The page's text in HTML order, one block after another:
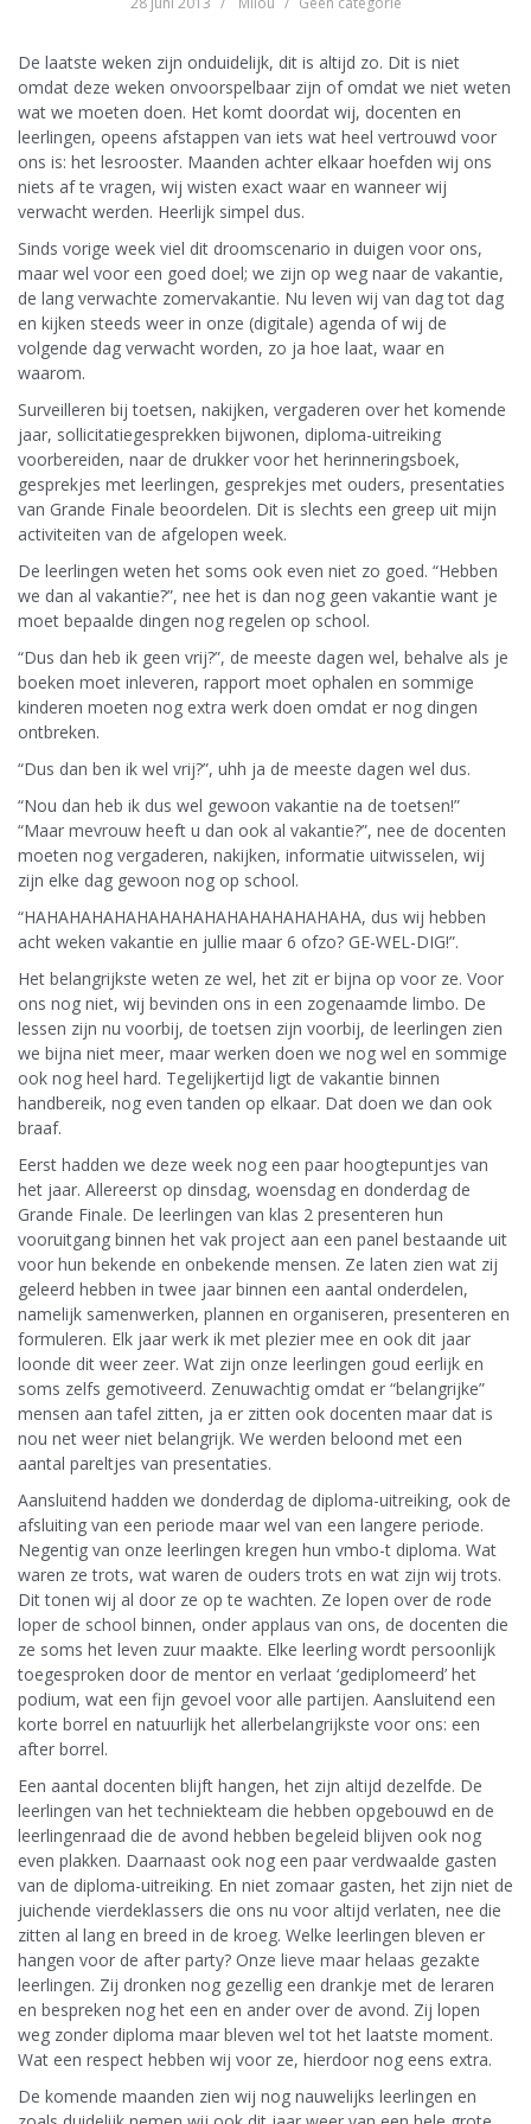
De laatste weken zijn onduidelijk, dit is altijd zo. Dit is niet
omdat deze weken onvoorspelbaar zijn of omdat we niet weten
wat we moeten doen. Het komt doordat wij, docenten en
leerlingen, opeens afstappen van iets wat heel vertrouwd voor
ons is: het lesrooster. Maanden achter elkaar hoefden wij ons
niets af te vragen, wij wisten exact waar en wanneer wij
verwacht werden. Heerlijk simpel dus.
Sinds vorige week viel dit droomscenario in duigen voor ons,
maar wel voor een goed doel; we zijn op weg naar de vakantie,
de lang verwachte zomervakantie. Nu leven wij van dag tot dag
en kijken steeds weer in onze (digitale) agenda of wij de
volgende dag verwacht worden, zo ja hoe laat, waar en
waarom.
Surveilleren bij toetsen, nakijken, vergaderen over het komende
jaar, sollicitatiegesprekken bijwonen, diploma-uitreiking
voorbereiden, naar de drukker voor het herinneringsboek,
gesprekjes met leerlingen, gesprekjes met ouders, presentaties
van Grande Finale beoordelen. Dit is slechts een greep uit mijn
activiteiten van de afgelopen week.
De leerlingen weten het soms ook even niet zo goed. “Hebben
we dan al vakantie?”, nee het is dan nog geen vakantie want je
moet bepaalde dingen nog regelen op school.
“Dus dan heb ik geen vrij?”, de meeste dagen wel, behalve als je
boeken moet inleveren, rapport moet ophalen en sommige
kinderen moeten nog extra werk doen omdat er nog dingen
ontbreken.
“Dus dan ben ik wel vrij?”, uhh ja de meeste dagen wel dus.
“Nou dan heb ik dus wel gewoon vakantie na de toetsen!”
“Maar mevrouw heeft u dan ook al vakantie?”, nee de docenten
moeten nog vergaderen, nakijken, informatie uitwisselen, wij
zijn elke dag gewoon nog op school.
“HAHAHAHAHAHAHAHAHAHAHAHAHAHAHA, dus wij hebben
acht weken vakantie en jullie maar 6 ofzo? GE-WEL-DIG!”.
Het belangrijkste weten ze wel, het zit er bijna op voor ze. Voor
ons nog niet, wij bevinden ons in een zogenaamde limbo. De
lessen zijn nu voorbij, de toetsen zijn voorbij, de leerlingen zien
we bijna niet meer, maar werken doen we nog wel en sommige
ook nog heel hard. Tegelijkertijd ligt de vakantie binnen
handbereik, nog even tanden op elkaar. Dat doen we dan ook
braaf.
Eerst hadden we deze week nog een paar hoogtepuntjes van
het jaar. Allereerst op dinsdag, woensdag en donderdag de
Grande Finale. De leerlingen van klas 2 presenteren hun
vooruitgang binnen het vak project aan een panel bestaande uit
voor hun bekende en onbekende mensen. Ze laten zien wat zij
geleerd hebben in twee jaar binnen een aantal onderdelen,
namelijk samenwerken, plannen en organiseren, presenteren en
formuleren. Elk jaar werk ik met plezier mee en ook dit jaar
loonde dit weer zeer. Wat zijn onze leerlingen goud eerlijk en
soms zelfs gemotiveerd. Zenuwachtig omdat er “belangrijke”
mensen aan tafel zitten, ja er zitten ook docenten maar dat is
nou net weer niet belangrijk. We werden beloond met een
aantal pareltjes van presentaties.
Aansluitend hadden we donderdag de diploma-uitreiking, ook de
afsluiting van een periode maar wel van een langere periode.
Negentig van onze leerlingen kregen hun vmbo-t diploma. Wat
waren ze trots, wat waren de ouders trots en wat zijn wij trots.
Dit tonen wij al door ze op te wachten. Ze lopen over de rode
loper de school binnen, onder applaus van ons, de docenten die
ze soms het leven zuur maakte. Elke leerling wordt persoonlijk
toegesproken door de mentor en verlaat ‘gediplomeerd’ het
podium, wat een fijn gevoel voor alle partijen. Aansluitend een
korte borrel en natuurlijk het allerbelangrijkste voor ons: een
after borrel.
Een aantal docenten blijft hangen, het zijn altijd dezelfde. De
leerlingen van het techniekteam die hebben opgebouwd en de
leerlingenraad die de avond hebben begeleid blijven ook nog
even plakken. Daarnaast ook nog een paar verdwaalde gasten
van de diploma-uitreiking. En niet zomaar gasten, het zijn niet de
juichende vierdeklassers die ons nu voor altijd verlaten, nee die
zitten al lang en breed in de kroeg. Welke leerlingen bleven er
hangen voor de after party? Onze lieve maar helaas gezakte
leerlingen. Zij dronken nog gezellig een drankje met de leraren
en bespreken nog het een en ander over de avond. Zij lopen
weg zonder diploma maar bleven wel tot het laatste moment.
Wat een respect hebben wij voor ze, hierdoor nog eens extra.
De komende maanden zien wij nog nauwelijks leerlingen en